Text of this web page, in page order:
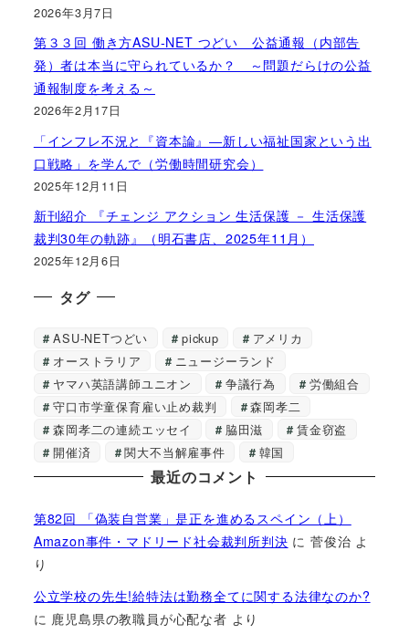
2026年3月7日
第３３回 働き方ASU-NET つどい 公益通報（内部告
発）者は本当に守られているか？ ～問題だらけの公益
通報制度を考える～
2026年2月17日
「インフレ不況と『資本論』―新しい福祉国家という出
口戦略」を学んで（労働時間研究会）
2025年12月11日
新刊紹介 『チェンジ アクション 生活保護 － 生活保護
裁判30年の軌跡』（明石書店、2025年11月）
2025年12月6日
タグ
ASU-NETつどい pickup
アメリカ
オーストラリア
ニュージーランド
ヤマハ英語講師ユニオン
争議行為
労働組合
守口市学童保育雇い止め裁判
森岡孝二
森岡孝二の連続エッセイ
脇田滋
賃金窃盗
開催済
関大不当解雇事件 韓国
最近のコメント
第82回 「偽装自営業」是正を進めるスペイン（上）
Amazon事件・マドリード社会裁判所判決 に菅俊治 よ
り
公立学校の先生!給特法は勤務全てに関する法律なのか?
に 鹿児島県の教職員が心配な者 より